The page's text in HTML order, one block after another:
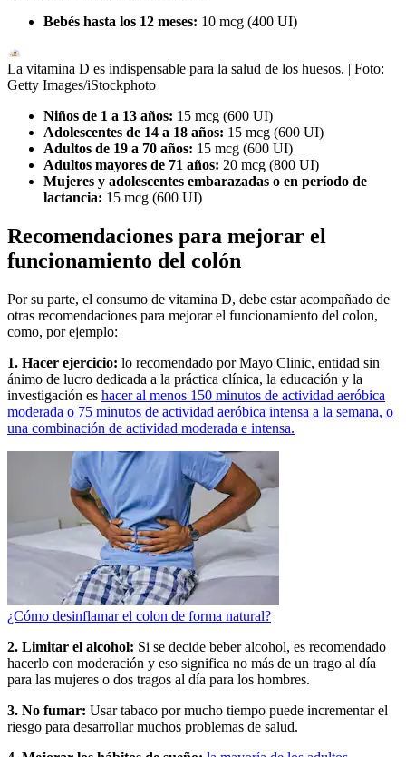
Bebés hasta los 12 meses: 10 mcg (400 UI)
La vitamina D es indispensable para la salud de los huesos. | Foto:
Getty Images/iStockphoto
Niños de 1 a 13 años: 15 mcg (600 UI)
Adolescentes de 14 a 18 años: 15 mcg (600 UI)
Adultos de 19 a 70 años: 15 mcg (600 UI)
Adultos mayores de 71 años: 20 mcg (800 UI)
Mujeres y adolescentes embarazadas o en período de
lactancia: 15 mcg (600 UI)
Recomendaciones para mejorar el
funcionamiento del colón
Por su parte, el consumo de vitamina D, debe estar acompañado de
otras recomendaciones para mejorar el funcionamiento del colon,
como, por ejemplo:
1. Hacer ejercicio: lo recomendado por Mayo Clinic, entidad sin
ánimo de lucro dedicada a la práctica clínica, la educación y la
investigación es hacer al menos 150 minutos de actividad aeróbica
moderada o 75 minutos de actividad aeróbica intensa a la semana, o
una combinación de actividad moderada e intensa.
¿Cómo desinflamar el colon de forma natural?
2. Limitar el alcohol: Si se decide beber alcohol, es recomendado
hacerlo con moderación y eso significa no más de un trago al día
para las mujeres o dos tragos al día para los hombres.
3. No fumar: Usar tabaco por mucho tiempo puede incrementar el
riesgo para desarrollar muchos problemas de salud.